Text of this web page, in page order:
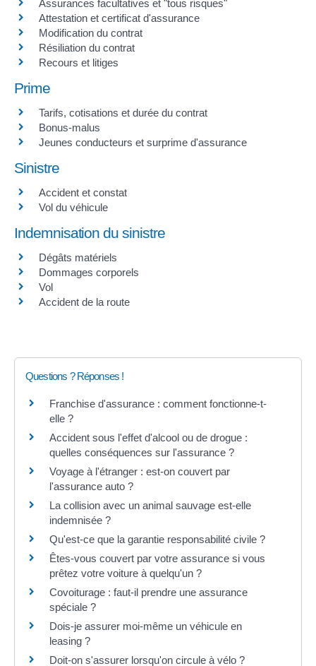
Assurances facultatives et "tous risques"
Attestation et certificat d'assurance
Modification du contrat
Résiliation du contrat
Recours et litiges
Prime
Tarifs, cotisations et durée du contrat
Bonus-malus
Jeunes conducteurs et surprime d'assurance
Sinistre
Accident et constat
Vol du véhicule
Indemnisation du sinistre
Dégâts matériels
Dommages corporels
Vol
Accident de la route
Questions ? Réponses !
Franchise d'assurance : comment fonctionne-t-
elle ?
Accident sous l'effet d'alcool ou de drogue :
quelles conséquences sur l'assurance ?
Voyage à l'étranger : est-on couvert par
l'assurance auto ?
La collision avec un animal sauvage est-elle
indemnisée ?
Qu'est-ce que la garantie responsabilité civile ?
Êtes-vous couvert par votre assurance si vous
prêtez votre voiture à quelqu'un ?
Covoiturage : faut-il prendre une assurance
spéciale ?
Dois-je assurer moi-même un véhicule en
leasing ?
Doit-on s'assurer lorsqu'on circule à vélo ?